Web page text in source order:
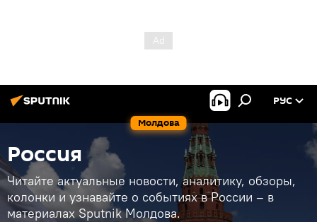
Молдова
РУС
Россия
Читайте актуальные новости, аналитику, обзоры,
колонки и узнавайте о событиях в России – в
материалах Sputnik Молдова.